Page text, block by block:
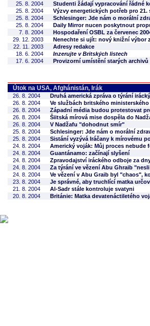
25. 8. 2004
Studenti žádají vypracování řádné
25. 8. 2004
Výzvy energetických potřeb pro 21.
25. 8. 2004
Schlesinger: Jde nám o morální
25. 8. 2004
Daily Mirror nucen poskytnout
7. 8. 2004
Hospodaření OSBL za červenec
29. 12. 2003
Nenechte si ujít: nový knižní výbor
22. 11. 2003
Adresy redakce
18. 6. 2004
Inzerujte v Britských listech
17. 6. 2004
Provizorní umístění starých archivů
Útok na USA, Afghánistán, Irák
26. 8. 2004
Druhá americká zpráva o týrání
26. 8. 2004
Ve službách britského ministerského
26. 8. 2004
Západní média budou protestovat
26. 8. 2004
Šiitská mírová mise dospěla do
26. 8. 2004
V Nadžafu "dohodnut smír"
25. 8. 2004
Schlesinger: Jde nám o morální
25. 8. 2004
Sistání vyzývá Iráčany k mírovému
24. 8. 2004
Americký voják: Můj proces nebude
24. 8. 2004
Guantánamo: začínají slyšení
24. 8. 2004
Zpravodajství iráckého odboje za
24. 8. 2004
Za týrání ve vězení Abu Ghraib
24. 8. 2004
Ve vězení v Abu Graib byl "chaos",
23. 8. 2004
Je správné, aby truchlící matka
21. 8. 2004
Al-Sadr stále kontroluje svatyni
20. 8. 2004
Británie: Matka devatenáctiletého